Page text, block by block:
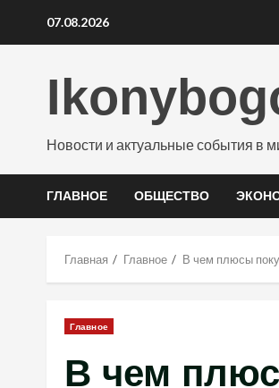
07.08.2026
Новости и актуальные события в
ГЛАВНОЕ ОБЩЕСТВО
Главная Главное В чем плюсы
Главное
В чем